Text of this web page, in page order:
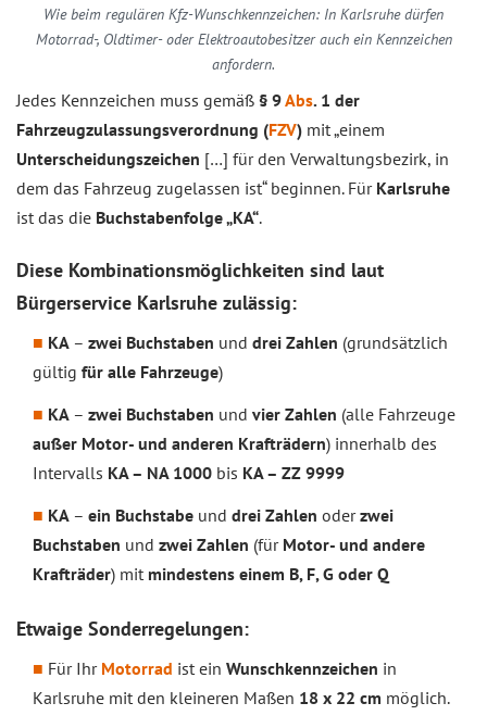
Wie beim regulären Kfz-Wunschkennzeichen: In Karlsruhe dürfen
Motorrad-, Oldtimer- oder Elektroautobesitzer auch ein Kennzeichen
anfordern.
Jedes Kennzeichen muss gemäß § 9Abs. 1 der
Fahrzeugzulassungsverordnung (FZV) mit „einem
Unterscheidungszeichen […] für den Verwaltungsbezirk, in
dem das Fahrzeug zugelassen ist“ beginnen. Für Karlsruhe
ist das die Buchstabenfolge „KA“.
Diese Kombinationsmöglichkeiten sind laut
Bürgerservice Karlsruhe zulässig:
KA – zwei Buchstaben und drei Zahlen (grundsätzlich
gültig für alle Fahrzeuge)
KA – zwei Buchstaben und vier Zahlen (alle Fahrzeuge
außer Motor- und anderen Krafträdern) innerhalb des
Intervalls KA – NA 1000 bis KA – ZZ 9999
KA – ein Buchstabe und drei Zahlen oderzwei
Buchstaben und zwei Zahlen (fürMotor- und andere
Krafträder) mit mindestens einem B, F, G oder Q
Etwaige Sonderregelungen:
Für Ihr Motorrad ist ein Wunschkennzeichen in
Karlsruhe mit den kleineren Maßen 18 x 22 cm möglich.